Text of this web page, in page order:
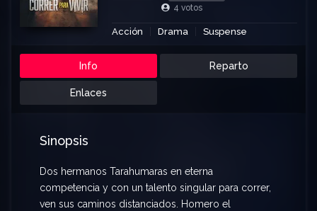
4 votos
Acción Drama Suspense
Info Reparto
Enlaces
Sinopsis
Dos hermanos Tarahumaras en eterna
competencia y con un talento singular para correr,
ven sus caminos distanciados. Homero el